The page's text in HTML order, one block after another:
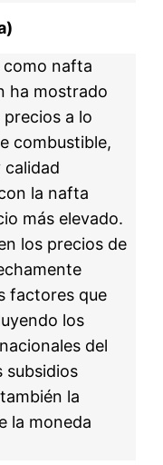
como nafta
ha mostrado
a lo
combustible,
la nafta
más elevado.
los precios de
factores que
los
del
subsidios
la
la moneda